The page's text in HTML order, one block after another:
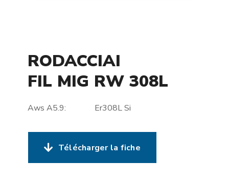
RODACCIAI
FIL MIG RW 308L
Aws A5.9: Er308L Si
Télécharger la fiche